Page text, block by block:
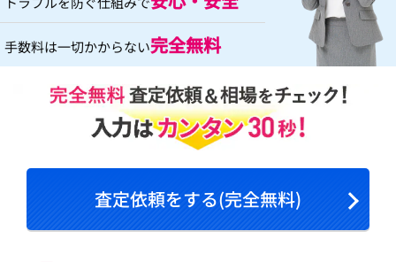
手数料は一切かからない完全無料
査定依頼をする(完全無料)